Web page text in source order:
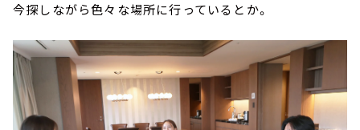
今探しながら色々な場所に行っているとか。